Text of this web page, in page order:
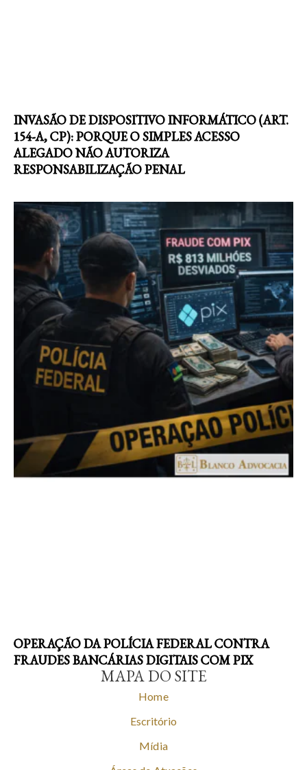
INVASÃO DE DISPOSITIVO INFORMÁTICO (ART.
154-A, CP): PORQUE O SIMPLES ACESSO
ALEGADO NÃO AUTORIZA
RESPONSABILIZAÇÃO PENAL
OPERAÇÃO DA POLÍCIA FEDERAL CONTRA
FRAUDES BANCÁRIAS DIGITAIS COM PIX
MAPA DO SITE
Home
Escritório
Mídia